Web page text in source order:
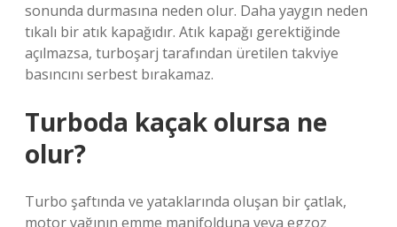
sonunda durmasına neden olur. Daha yaygın neden
tıkalı bir atık kapağıdır. Atık kapağı gerektiğinde
açılmazsa, turboşarj tarafından üretilen takviye
basıncını serbest bırakamaz.
Turboda kaçak olursa ne
olur?
Turbo şaftında ve yataklarında oluşan bir çatlak,
motor yağının emme manifolduna veya egzoz